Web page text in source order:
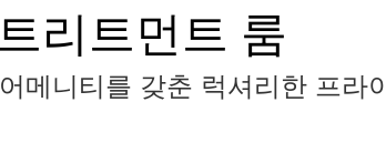
리트먼트 룸
메니티를 갖춘 럭셔리한 프라